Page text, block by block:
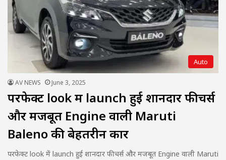
Auto
AV NEWS June 3, 2025
परफेक्ट look में launch हुई शानदार फीचर्स
और मजबूत Engine वाली Maruti
Baleno की बेहतरीन कार
परफेक्ट look में launch हुई शानदार फीचर्स और मजबूत Engine वाली Maruti